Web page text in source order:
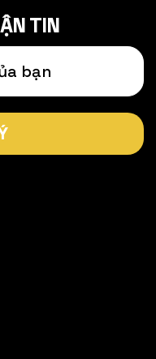
TIN